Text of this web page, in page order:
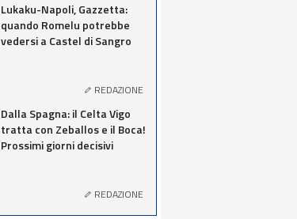
Lukaku-Napoli, Gazzetta:
quando Romelu potrebbe
vedersi a Castel di Sangro
REDAZIONE
Dalla Spagna: il Celta Vigo
tratta con Zeballos e il Boca!
Prossimi giorni decisivi
REDAZIONE